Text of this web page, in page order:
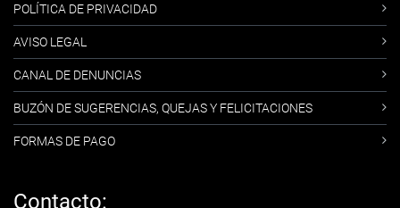
POLÍTICA DE PRIVACIDAD
AVISO LEGAL
CANAL DE DENUNCIAS
BUZÓN DE SUGERENCIAS, QUEJAS Y FELICITACIONES
FORMAS DE PAGO
Contacto: